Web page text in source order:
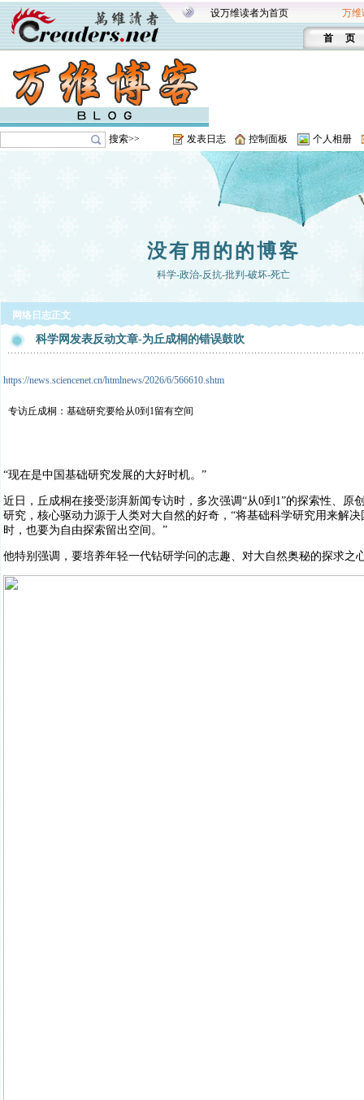
设万维读者为首页 万维
首 页
搜索>> 发表日志 控制面板 个人相册
没有用的的博客
科学-政治-反抗-批判-破坏-死亡
网络日志正文
科学网发表反动文章-为丘成桐的错误鼓吹
https://news.sciencenet.cn/htmlnews/2026/6/566610.shtm
专访丘成桐：基础研究要给从0到1留有空间
“现在是中国基础研究发展的大好时机。”
近日，丘成桐在接受澎湃新闻专访时，多次强调“从0到1”的探索性、原
研究，核心驱动力源于人类对大自然的好奇，“将基础科学研究用来解
时，也要为自由探索留出空间。”
他特别强调，要培养年轻一代钻研学问的志趣、对大自然奥秘的探求